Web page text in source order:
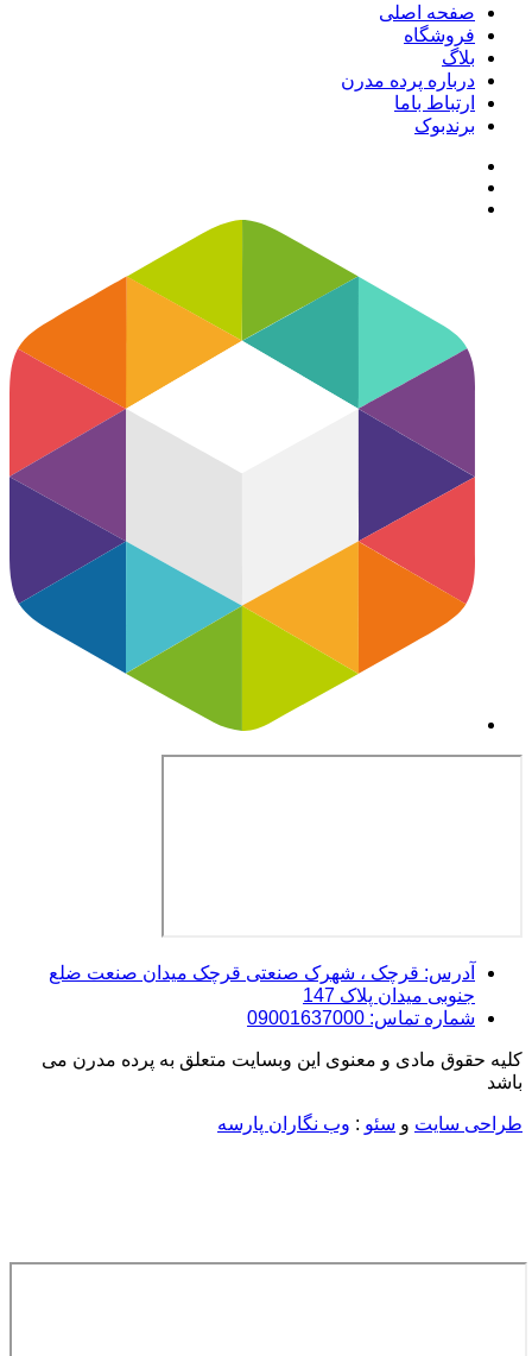
صفحه اصلی
فروشگاه
بلاگ
درباره پرده مدرن
ارتباط باما
برندبوک
آدرس: قرچک ، شهرک صنعتی قرچک میدان صنعت ضلع
جنوبی میدان پلاک 147
شماره تماس: 09001637000
کلیه حقوق مادی و معنوی این وبسایت متعلق به پرده مدرن می
باشد
طراحی سایت و سئو : وب نگاران پارسه